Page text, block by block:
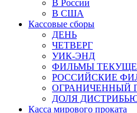
В России
В США
Кассовые сборы
ДЕНЬ
ЧЕТВЕРГ
УИК-ЭНД
ФИЛЬМЫ
РОССИЙСКИЕ
ОГРАНИЧЕННЫЙ
ДОЛЯ
Касса мирового проката